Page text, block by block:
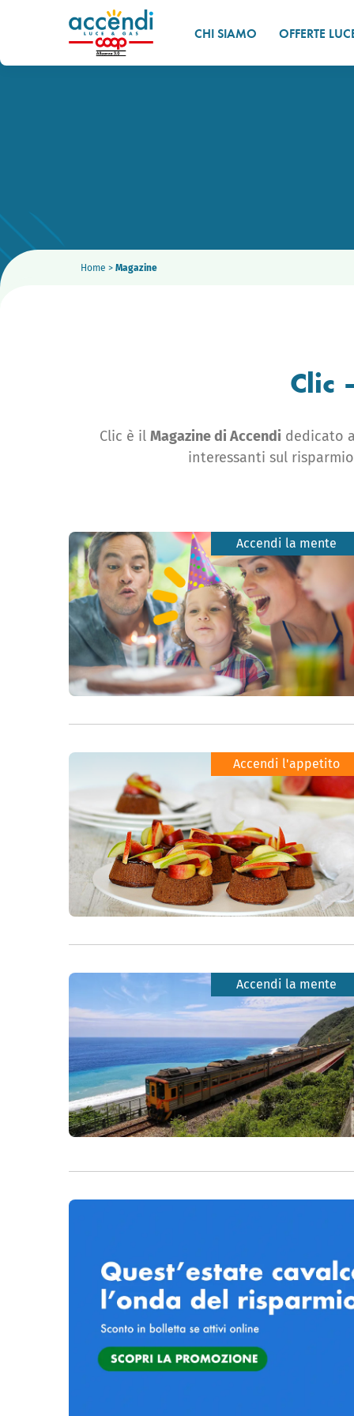
CHI SIAMO OFFERTE
Home > Magazine
Clic
Clic è il ​ Magazine di Accendi dedicato
interessanti sul
Accendi la mente
Accendi l'appetito
Accendi la mente